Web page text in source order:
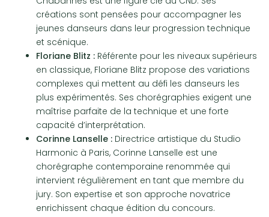
créations sont pensées pour accompagner les
jeunes danseurs dans leur progression technique
et scénique.
Floriane Blitz : Référente pour les niveaux supérieurs
en classique, Floriane Blitz propose des variations
complexes qui mettent au défi les danseurs les
plus expérimentés. Ses chorégraphies exigent une
maîtrise parfaite de la technique et une forte
capacité d’interprétation.
Corinne Lanselle : Directrice artistique du Studio
Harmonic à Paris, Corinne Lanselle est une
chorégraphe contemporaine renommée qui
intervient régulièrement en tant que membre du
jury. Son expertise et son approche novatrice
enrichissent chaque édition du concours.